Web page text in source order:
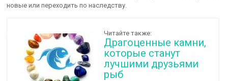
новые или переходить по наследству.
Читайте также:
Драгоценные камни,
которые станут
лучшими друзьями
рыб